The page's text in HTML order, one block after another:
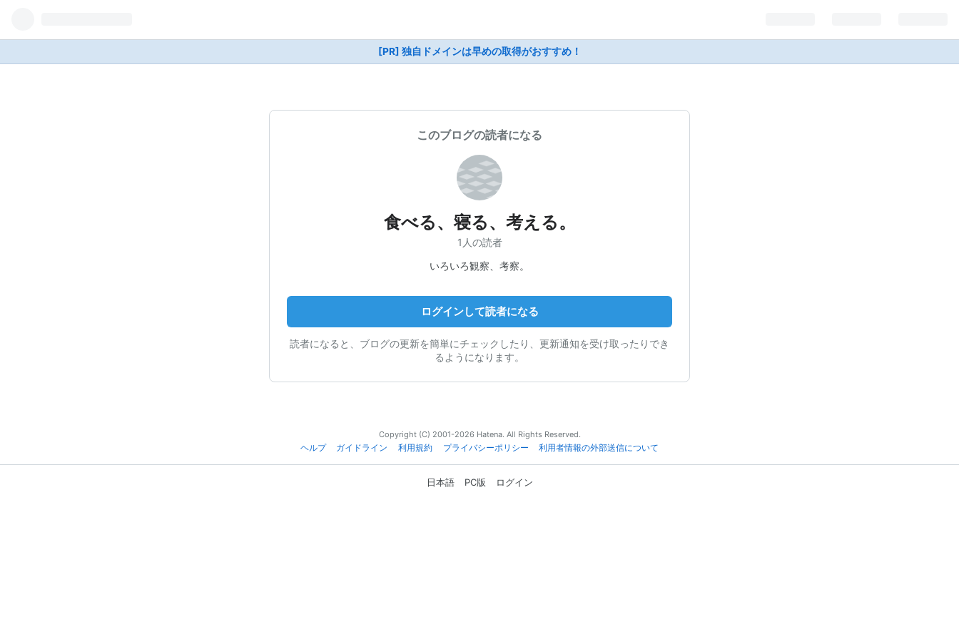
[PR] 独自ドメインは早めの取得がおすすめ！
このブログの読者になる
食べる、寝る、考える。
1人の読者
いろいろ観察、考察。
ログインして読者になる
読者になると、ブログの更新を簡単にチェックしたり、更新通知を受け取ったりでき
るようになります。
Copyright (C) 2001-2026 Hatena. All Rights Reserved.
ヘルプ
ガイドライン 利用規約 プライバシーポリシー 利用者情報の外部送信について
日本語 PC版 ログイン